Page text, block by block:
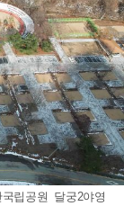
립공원 달궁2야영